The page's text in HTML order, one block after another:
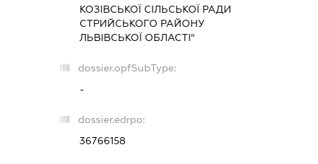
КОЗІВСЬКОЇ СІЛЬСЬКОЇ РАДИ
СТРИЙСЬКОГО РАЙОНУ
ЛЬВІВСЬКОЇ ОБЛАСТІ"
dossier.opfSubType:
-
dossier.edrpo:
36766158